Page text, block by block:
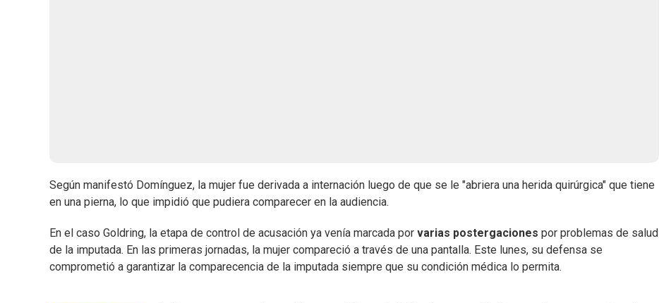
Según manifestó Domínguez, la mujer fue derivada a internación luego de que se le "abriera una herida quirúrgica" que tiene
en una pierna, lo que impidió que pudiera comparecer en la audiencia.
En el caso Goldring, la etapa de control de acusación ya venía marcada por varias postergaciones por problemas de salud
de la imputada. En las primeras jornadas, la mujer compareció a través de una pantalla. Este lunes, su defensa se
comprometió a garantizar la comparecencia de la imputada siempre que su condición médica lo permita.